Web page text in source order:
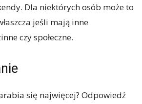
Dla niektórych osób może to
jeśli mają inne
czy społeczne.
się najwięcej? Odpowiedź